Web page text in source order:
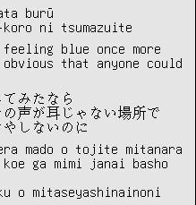
burū
koro ni tsumazuite
blue once more
that anyone could
みたなら
声が耳じゃない場所で
しないのに
mado o tojite mitanara
koe ga mimi janai basho
o mitaseyashinainoni